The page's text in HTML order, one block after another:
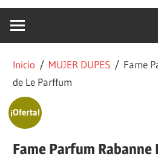
Inicio / MUJER DUPES / Fame
de Le Parffum
¡Oferta!
Fame Parfum Rabanne